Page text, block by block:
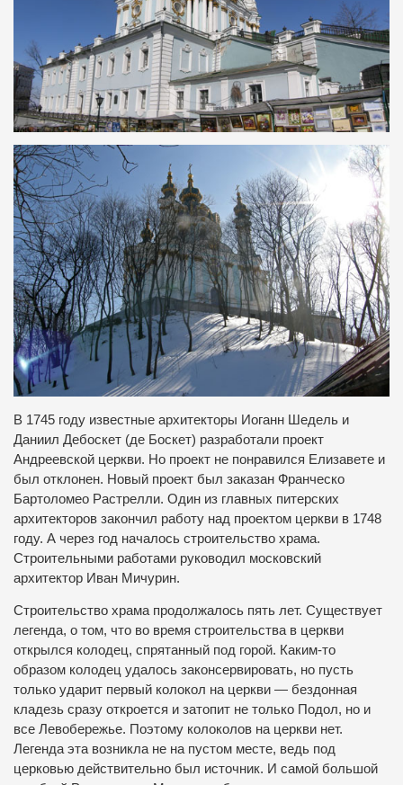
В 1745 году известные архитекторы Иоганн Шедель и
Даниил Дебоскет (де Боскет) разработали проект
Андреевской церкви. Но проект не понравился Елизавете и
был отклонен. Новый проект был заказан Франческо
Бартоломео Растрелли. Один из главных питерских
архитекторов закончил работу над проектом церкви в 1748
году. А через год началось строительство храма.
Строительными работами руководил московский
архитектор Иван Мичурин.
Строительство храма продолжалось пять лет. Существует
легенда, о том, что во время строительства в церкви
открылся колодец, спрятанный под горой. Каким-то
образом колодец удалось законсервировать, но пусть
только ударит первый колокол на церкви — бездонная
кладезь сразу откроется и затопит не только Подол, но и
все Левобережье. Поэтому колоколов на церкви нет.
Легенда эта возникла не на пустом месте, ведь под
церковью действительно был источник. И самой большой